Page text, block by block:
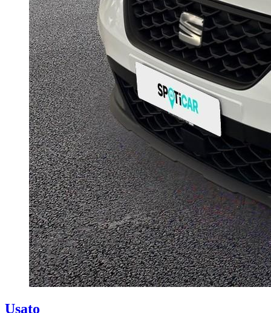
Usato